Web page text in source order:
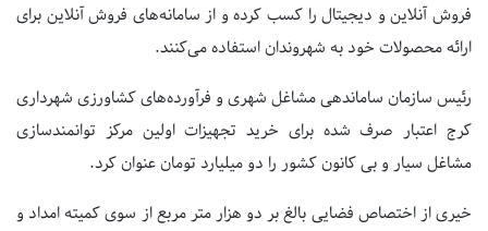
فروش آنلاین و دیجیتال را کسب کرده و از سامانه‌های فروش آنلاین برای
ارائه محصولات خود به شهروندان استفاده می‌کنند.
رئیس سازمان ساماندهی مشاغل شهری و فرآورده‌های کشاورزی شهرداری
کرج اعتبار صرف شده برای خرید تجهیزات اولین مرکز توانمندسازی
مشاغل سیار و بی کانون کشور را دو میلیارد تومان عنوان کرد.
خیری از اختصاص فضایی بالغ بر دو هزار متر مربع از سوی کمیته امداد و